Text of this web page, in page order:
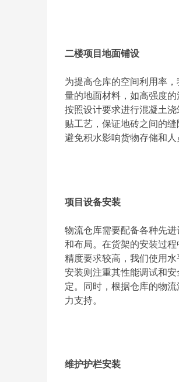
二楼项目地面铺设
为提高仓库的空间利用率
量的地面材料，如高强度
按照设计要求进行混凝土
贴工艺，保证地砖之间的
避免积水影响货物存储和
项目设备安装
物流仓库需要配备各种先
和布局。在货架的安装过
精度要求较高，我们使用
安装则注重其性能调试和
定。同时，根据仓库的物
力支持。
维护护栏安装